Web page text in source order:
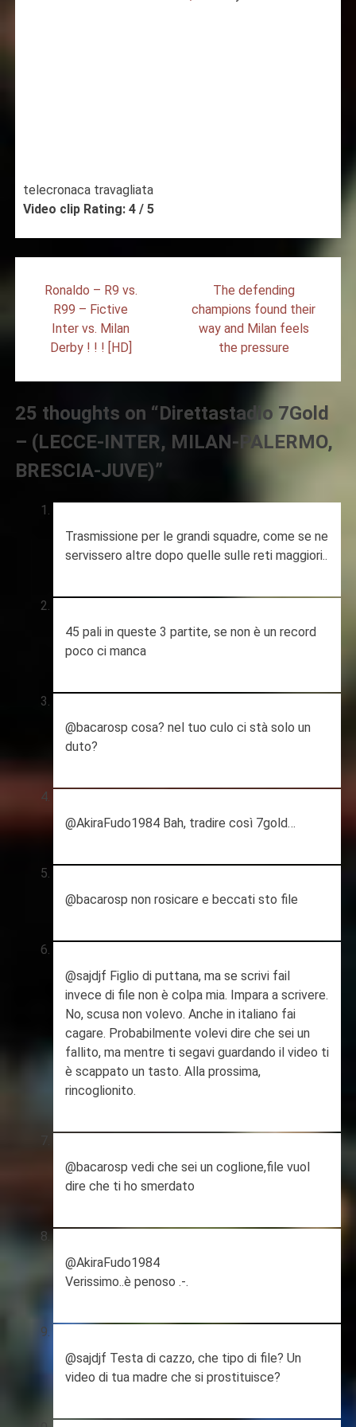
telecronaca travagliata
Video clip Rating: 4 / 5
navigation
Ronaldo – R9 vs.
R99 – Fictive
Inter vs. Milan
Derby ! ! ! [HD]
The defending
champions found their
way and Milan feels
the pressure
25 thoughts on “Direttastadio 7Gold
– (LECCE-INTER, MILAN-PALERMO,
BRESCIA-JUVE)”
Trasmissione per le grandi squadre, come se ne
servissero altre dopo quelle sulle reti maggiori..
45 pali in queste 3 partite, se non è un record
poco ci manca
@bacarosp cosa? nel tuo culo ci stà solo un
duto?
@AkiraFudo1984 Bah, tradire così 7gold…
@bacarosp non rosicare e beccati sto file
@sajdjf Figlio di puttana, ma se scrivi fail
invece di file non è colpa mia. Impara a scrivere.
No, scusa non volevo. Anche in italiano fai
cagare. Probabilmente volevi dire che sei un
fallito, ma mentre ti segavi guardando il video ti
è scappato un tasto. Alla prossima,
rincoglionito.
@bacarosp vedi che sei un coglione,file vuol
dire che ti ho smerdato
@AkiraFudo1984
Verissimo..è penoso .-.
@sajdjf Testa di cazzo, che tipo di file? Un
video di tua madre che si prostituisce?